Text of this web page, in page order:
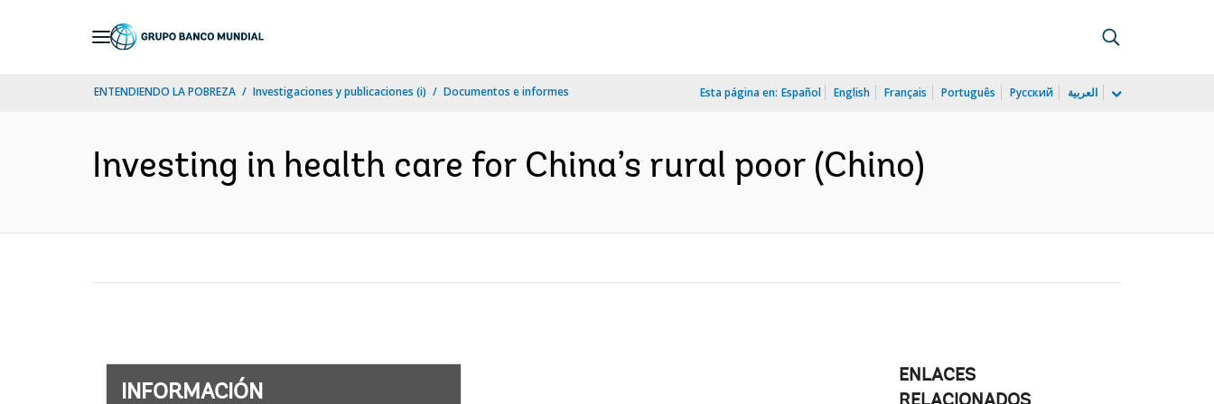
ENTENDIENDO LA POBREZA Investigaciones y publicaciones (i) Documentos e informes Esta página en: Español English Français Português Русский العربية
Investing in health care for China’s rural poor (Chino)
INFORMACIÓN
ENLACES